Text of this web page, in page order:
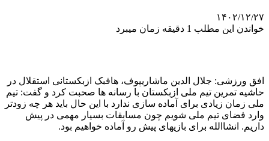
۱۴۰۲/۱۲/۲۷
خواندن این مطلب 1 دقیقه زمان میبرد
افق ورزشی: جلال الدین ماشاریپوف، هافبک ازبکستانی استقلال در
حاشیه تمرین تیم ملی ازبکستان با رسانه ها صحبت کرد و گفت: تیم
ملی زمان زیادی برای آماده سازی ندارد با این حال باید هر چه زودتر
وارد فضای تیم ملی شویم چون مسابقات بسیار مهمی در پیش
داریم. انشاالله برای بازیهای پیش رو آماده خواهیم بود.